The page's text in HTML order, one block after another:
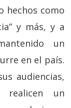
hechos como
y más, y a
un
en el país.
audiencias,
realicen un